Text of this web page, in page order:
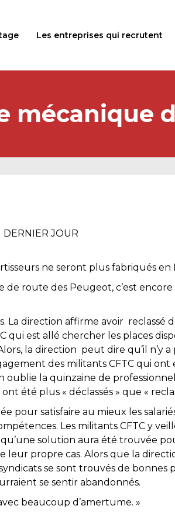
Les entreprises qui recrutent
mécanique
DERNIER JOUR
ne seront plus fabriqués en
route des Peugeot, c’est encore
La direction affirme avoir reclassé
qui est allé chercher les places
la direction peut dire qu’il n’y a
des militants CFTC qui
la quinzaine de
été plus « déclassés » que «
pour satisfaire au mieux les
Les militants CFTC y
solution aura été trouvée
leur propre cas. Alors que la
se sont trouvés de bonnes
se sentir abandonnés.
beaucoup d’amertume. »